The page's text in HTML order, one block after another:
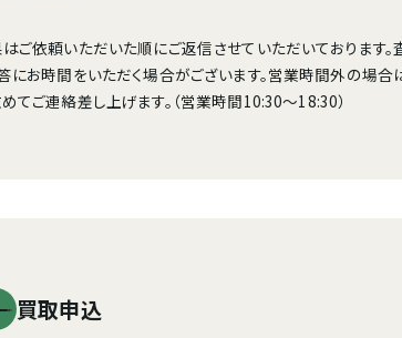
ご依頼いただいた順にご返信させていただいております
にお時間をいただく場合がございます。営業時間外の場合
てご連絡差し上げます。（営業時間10:30～18:30）
買取申込